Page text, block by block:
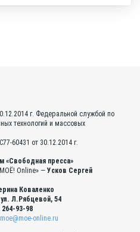
г. Федеральной службой по
технологий и массовых
60431 от 30.12.2014 г.
«Свободная пресса»
Online» — Усков Сергей
Коваленко
Л.Рябцевой, 54
264-93-98
moe@moe-online.ru